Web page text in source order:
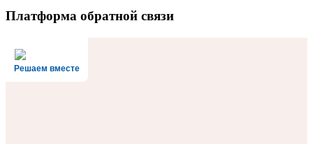
Платформа обратной связи
Решаем вместе